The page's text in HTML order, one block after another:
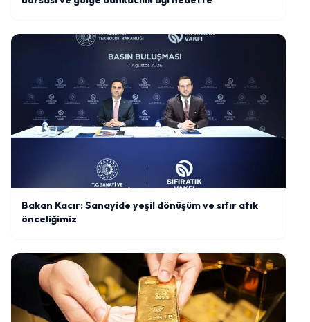
Bakan Kacır: Sanayide yeşil dönüşüm ve sıfır atık
önceliğimiz